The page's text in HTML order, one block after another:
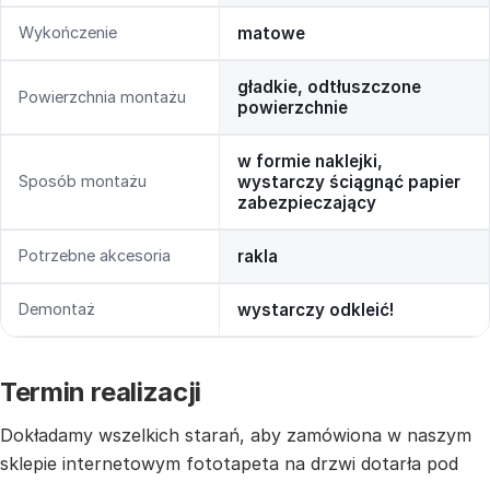
Wykończenie matowe
Powierzchnia montażu
gładkie, odtłuszczone
powierzchnie
Sposób montażu
w formie naklejki,
wystarczy ściągnąć papier
zabezpieczający
Potrzebne akcesoria rakla
Demontaż wystarczy odkleić!
Termin realizacji
Dokładamy wszelkich starań, aby zamówiona w naszym
sklepie internetowym fototapeta na drzwi dotarła pod